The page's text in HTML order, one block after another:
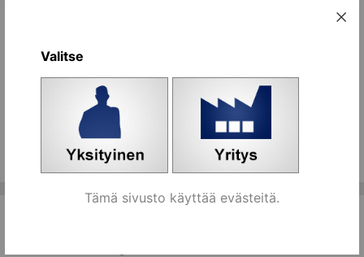
kromattu + ruuvi (4,0x24 mm)
Koriin
Kaikki ryhmän tuotteet
Valitse
Tämä sivusto käyttää evästeitä.